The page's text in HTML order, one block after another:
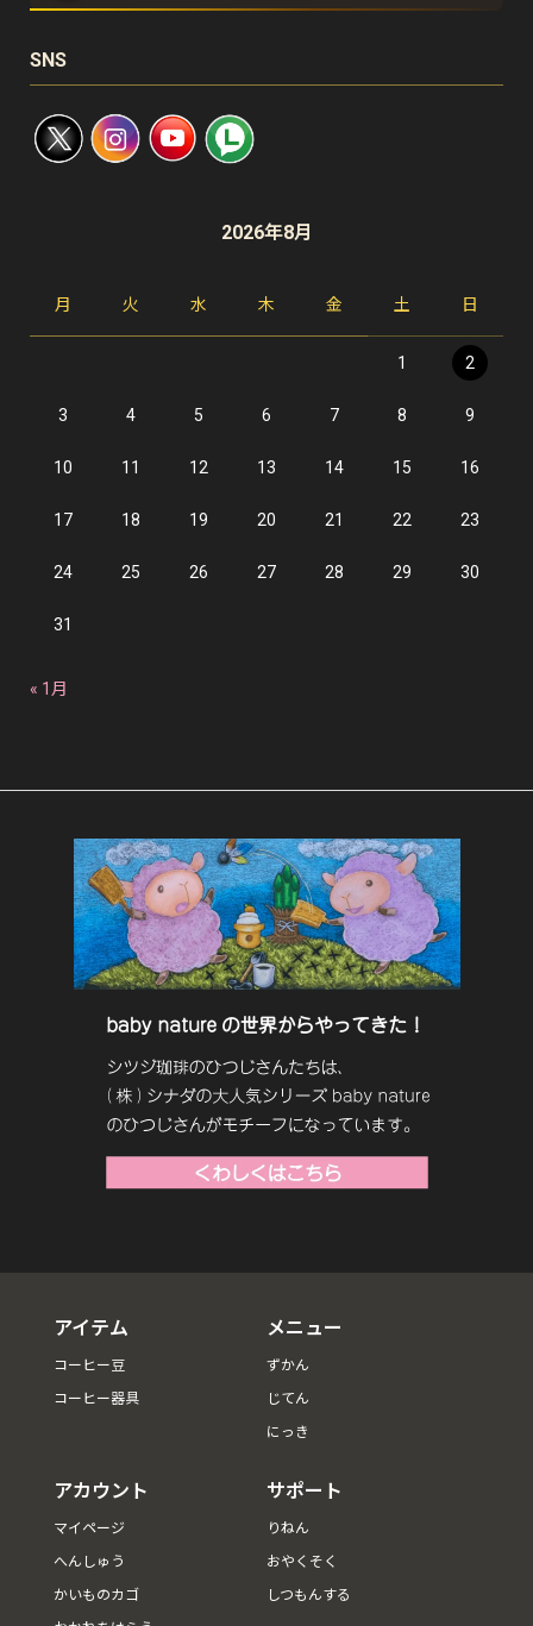
SNS
2026年8月
月 火 水 木 金 土 日
1 2
3 4 5 6 7 8 9
10 11 12 13 14 15 16
17 18 19 20 21 22 23
24 25 26 27 28 29 30
31
« 1月
アイテム
コーヒー豆
コーヒー器具
メニュー
ずかん
じてん
にっき
アカウント
マイページ
へんしゅう
かいものカゴ
サポート
りねん
おやくそく
しつもんする